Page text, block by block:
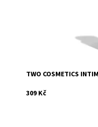
TWO COSMETICS
309 Kč